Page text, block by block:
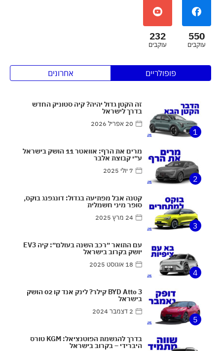
550
עוקבים
232
עוקבים
פופולריים אחרונים
1
זה הקטן גדול יהיה? קיה סטוניק החדש
בדרך לישראל
20 אפריל 2026
2
מרים את הרף: אוואטר 11 הושק בישראל
ע״י קבוצת אלבר
7 יולי 2025
3
קטנה אבל מפתיעה בגדול: דונגפנג בוקס,
סופר מיני חשמלית
24 מרץ 2025
4
עם התואר ״רכב השנה בעולם״: קיה EV3
יושק בקרוב בישראל
18 אוגוסט 2025
5
BYD Atto 3 קילר? לינק אנד קו 02 הושק
בישראל
2 דצמבר 2024
בדרך להגשמת הפוטנציאל: KGM טורס
היברידי – בקרוב בישראל